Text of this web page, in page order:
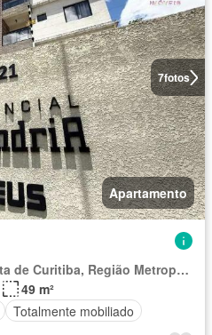
7fotos
Apartamento
Região Geográfica Imediata de Curitiba, Região Metropolitana de Curitiba
49 m²
Totalmente mobiliado